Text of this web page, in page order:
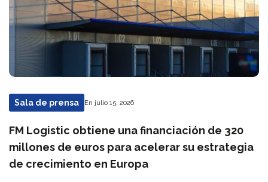
Sala de prensa En julio 15, 2026
FM Logistic obtiene una financiación de 320
millones de euros para acelerar su estrategia
de crecimiento en Europa